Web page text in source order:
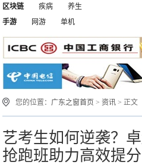
区块链
疾病
养生
手游
网游 单机
您的位置： 广东之窗首页 >资讯 > 正文
艺考生如何逆袭？
抢跑班助力高效提分